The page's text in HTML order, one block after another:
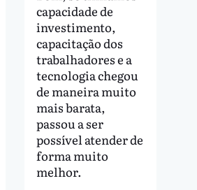
capacidade de
investimento,
capacitação dos
trabalhadores e a
tecnologia chegou
de maneira muito
mais barata,
passou a ser
possível atender de
forma muito
melhor.